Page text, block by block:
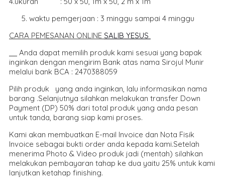
waktu pemgerjaan : 3 minggu sampai 4 minggu
CARA PEMESANAN ONLINE SALIB YESUS
Anda dapat memilih produk kami sesuai yang bapak
inginkan dengan mengirim Bank atas nama Sirojul Munir
melalui bank BCA : 2470388059
Pilih produk yang anda inginkan, lalu informasikan nama
barang .Selanjutnya silahkan melakukan transfer Down
Payment (DP) 50% dari total produk yang anda pesan
untuk tanda, barang siap kami proses.
Kami akan membuatkan E-mail Invoice dan Nota Fisik
Invoice sebagai bukti order anda kepada kami.Setelah
menerima Photo & Video produk jadi (mentah) silahkan
melakukan pembayaran tahap ke dua yaitu 25% untuk kami
lanjutkan ketahap finishing.